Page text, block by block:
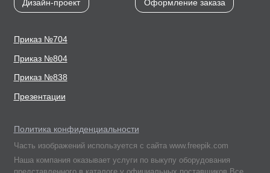
Дизайн-проект Оформление заказа
Приказ №704
Приказ №804
Приказ №838
Презентации
Политика конфиденциальности
Часть изображений используется с сайта www.freepik.com
Наша компания оказывает услуги по выкупу оборудования
представленного в каталоге у официальных поставщиков.Все